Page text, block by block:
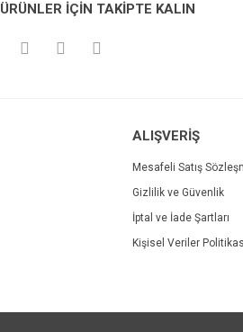
eksik bilgiler bulunuyor.
İÇİN TAKİPTE KALIN
ALIŞVERİŞ
Mesafeli Satış
Gizlilik ve Güvenlik
İptal ve İade Şartları
Kişisel Veriler